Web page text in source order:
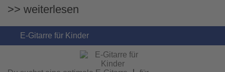
Roland SH-01A Synthesizer Silber Retoure - RETOURE
>> weiterlesen
E-Gitarre für Kinder